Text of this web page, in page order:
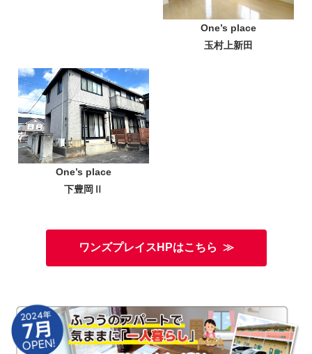
One’s place
玉村上新田
One’s place
下豊岡Ⅱ
ワンズプレイスHPはこちら ≫